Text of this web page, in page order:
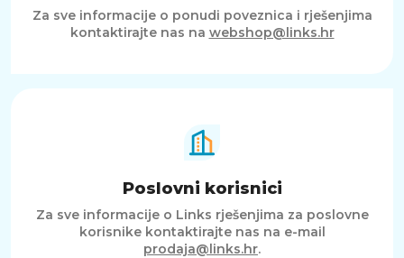
Za sve informacije o ponudi poveznica i rješenjima
kontaktirajte nas na webshop@links.hr
Poslovni korisnici
Za sve informacije o Links rješenjima za poslovne
korisnike kontaktirajte nas na e-mail
prodaja@links.hr.